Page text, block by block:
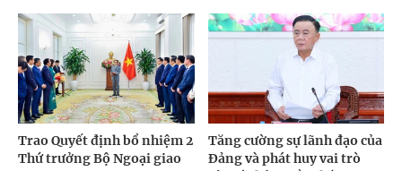
Trao Quyết định bổ nhiệm 2
Thứ trưởng Bộ Ngoại giao
Tăng cường sự lãnh đạo của
Đảng và phát huy vai trò